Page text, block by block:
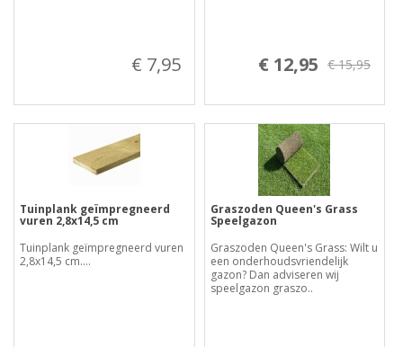
€ 7,95 € 12,95 € 15,95
Tuinplank geïmpregneerd
vuren 2,8x14,5 cm
Tuinplank geïmpregneerd vuren
2,8x14,5 cm....
Graszoden Queen's Grass
Speelgazon
Graszoden Queen's Grass: Wilt u
een onderhoudsvriendelijk
gazon? Dan adviseren wij
speelgazon graszo..